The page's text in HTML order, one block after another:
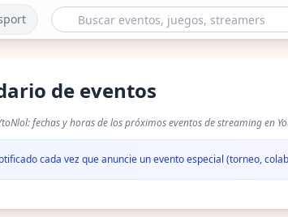
de eventos
fechas y horas de los próximos eventos de streaming en
cada vez que anuncie un evento especial (torneo,